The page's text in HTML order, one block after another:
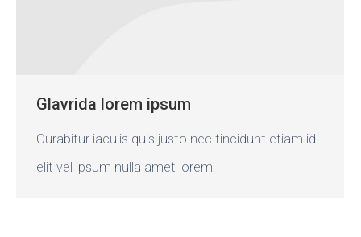
Glavrida lorem ipsum
Curabitur iaculis quis justo nec tincidunt etiam id
elit vel ipsum nulla amet lorem.